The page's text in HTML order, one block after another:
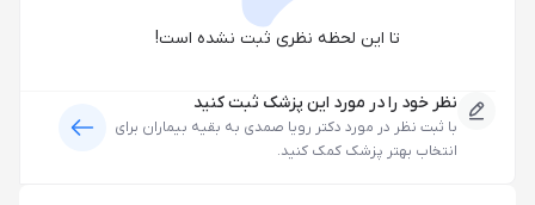
تا این لحظه نظری ثبت نشده است!
نظر خود را در مورد این پزشک ثبت کنید
با ثبت نظر در مورد دکتر رویا صمدی به بقیه بیماران برای
انتخاب بهتر پزشک کمک کنید.